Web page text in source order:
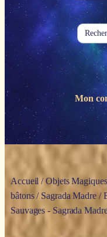
Recherche
de
produits
Mon
Accueil /Objets Magiques
bâtons/ Sagrada Madre/
Sauvages - Sagrada